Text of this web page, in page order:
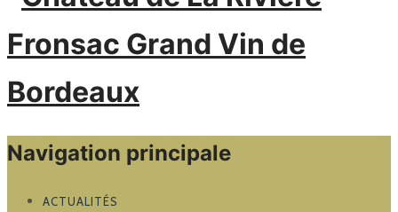
Navigation principale
ACTUALITÉS